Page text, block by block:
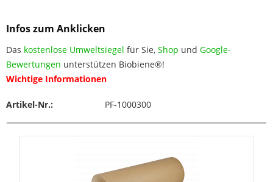
Infos zum Anklicken
Das kostenlose Umweltsiegel für Sie, Shop und Google-
Bewertungen unterstützen Biobiene®!
Wichtige Informationen
Artikel-Nr.: PF-1000300